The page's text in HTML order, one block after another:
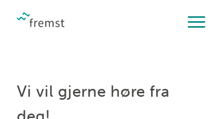
Vi vil gjerne høre fra